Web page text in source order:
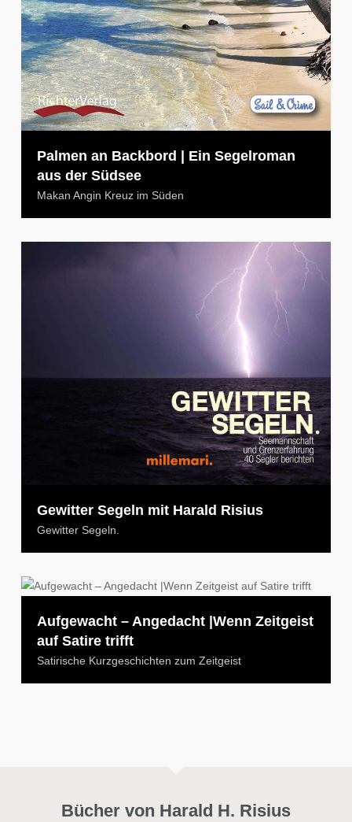
Palmen an Backbord | Ein Segelroman
aus der Südsee
Makan Angin Kreuz im Süden
Gewitter Segeln mit Harald Risius
Gewitter Segeln.
Aufgewacht – Angedacht |Wenn Zeitgeist
auf Satire trifft
Satirische Kurzgeschichten zum Zeitgeist
Bücher von Harald H. Risius